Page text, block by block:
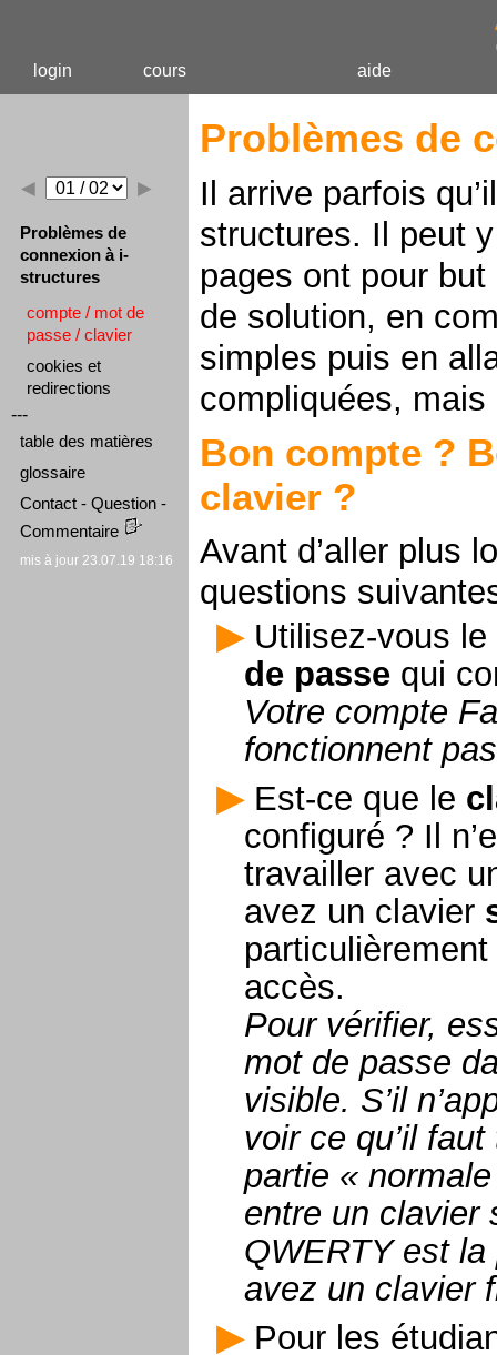
login cours aide
◄ ►
Problèmes de
connexion à i-
structures
compte / mot de
passe / clavier
cookies et
redirections
---
table des matières
glossaire
Contact - Question -
Commentaire
mis à jour 23.07.19 18:16
Problèmes de
Il arrive parfois
structures. Il peut
pages ont pour
de solution, en
simples puis en
compliquées,
Bon compte ?
clavier ?
Avant d’aller plus
questions
Utilisez-vous le
de passe qui
Votre compte
fonctionnent
Est-ce que le
configuré ? Il
travailler avec
avez un clavier
accès.
Pour vérifier,
mot de passe
visible. S’il
voir ce qu’il
partie «
entre un clavier
QWERTY est
avez un clavier
Pour les